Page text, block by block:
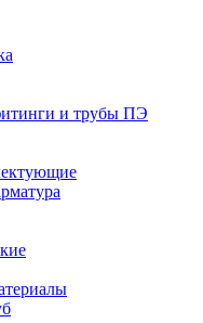
и трубы ПЭ